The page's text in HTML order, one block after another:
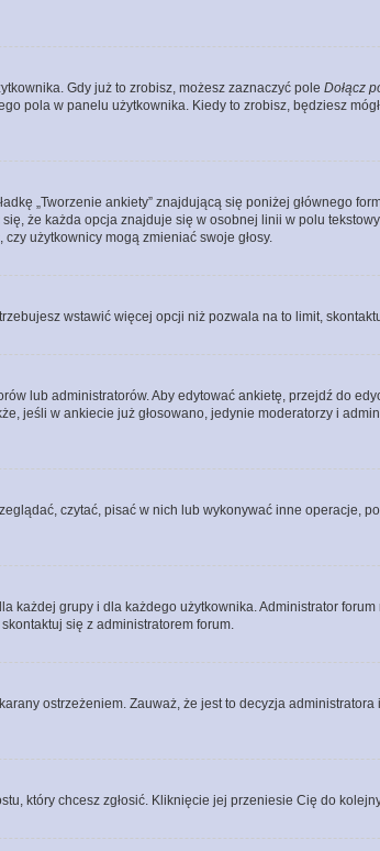
Gdy już to zrobisz, możesz zaznaczyć pole Dołącz
pola w panelu użytkownika. Kiedy to zrobisz, będziesz
„Tworzenie ankiety” znajdującą się poniżej głównego
że każda opcja znajduje się w osobnej linii w polu
użytkownicy mogą zmieniać swoje głosy.
wstawić więcej opcji niż pozwala na to limit,
lub administratorów. Aby edytować ankietę, przejdź do
jeśli w ankiecie już głosowano, jedynie moderatorzy i
czytać, pisać w nich lub wykonywać inne
każdej grupy i dla każdego użytkownika. Administrator
się z administratorem forum.
ostrzeżeniem. Zauważ, że jest to decyzja
który chcesz zgłosić. Kliknięcie jej przeniesie Cię do